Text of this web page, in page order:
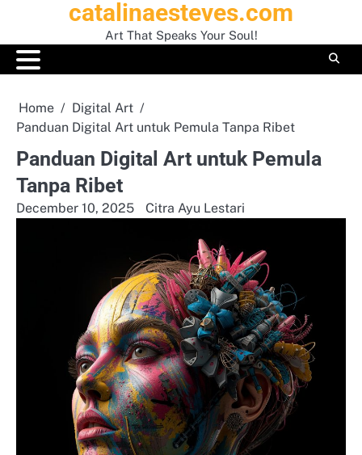
content
catalinaesteves.com
Art That Speaks Your Soul!
Home
Digital Art
Panduan Digital Art untuk Pemula Tanpa Ribet
Panduan Digital Art untuk Pemula
Tanpa Ribet
December 10, 2025 Citra Ayu Lestari